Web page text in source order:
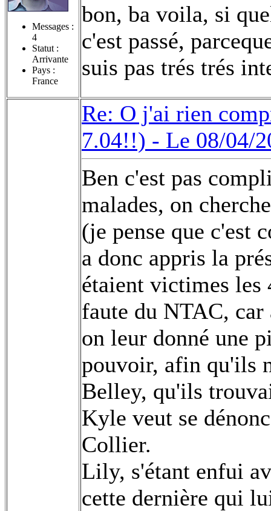
Messages :
4
Statut :
Arrivante
Pays :
France
bon, ba voila, si
c'est passé,
suis pas trés trés
Re: O j'ai rien
7.04!!) - Le 08/04/
Ben c'est pas
malades, on
(je pense que c'est
a donc appris la
étaient victimes les
faute du NTAC, car
on leur donné une
pouvoir, afin qu'ils
Belley, qu'ils
Kyle veut se
Collier.
Lily, s'étant enfui
cette dernière qui